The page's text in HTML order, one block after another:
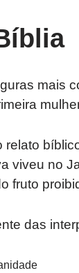
mais
relato
viveu no
fruto
das